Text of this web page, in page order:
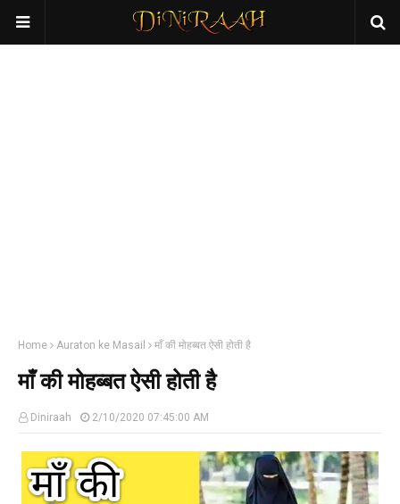
Home Auraton ke Masail माँ की मोहब्बत ऐसी होती है
माँ की मोहब्बत ऐसी होती है
Diniraah 2/10/2020 07:45:00 AM